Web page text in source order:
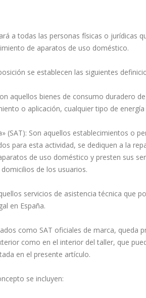
a todas las personas físicas o jurídicas
de aparatos de uso doméstico.
se establecen las siguientes
aquellos bienes de consumo duradero
o aplicación, cualquier tipo de
(SAT): Son aquellos establecimientos o
para esta actividad, se dediquen a la
de uso doméstico y presten sus
de los usuarios.
servicios de asistencia técnica que
en España.
como SAT oficiales de marca, queda
como en el interior del taller, que
en el presente artículo.
se incluyen: